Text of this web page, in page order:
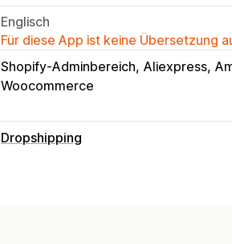
Englisch
Für diese App ist keine Übersetzung
Shopify-Adminbereich Aliexpress
Woocommerce
Dropshipping